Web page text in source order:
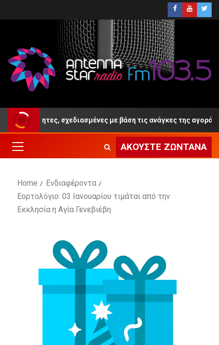
σχεδιασμένες με βάση τις ανάγκες της αγοράς
ΑΚΟΎΣΤΕ ΖΩΝΤΑΝΆ
Home
Ενδιαφέροντα
Εορτολόγιο: 03 Ιανουαρίου τιμάται από την
Εκκλησία η Αγία Γενεβιέβη